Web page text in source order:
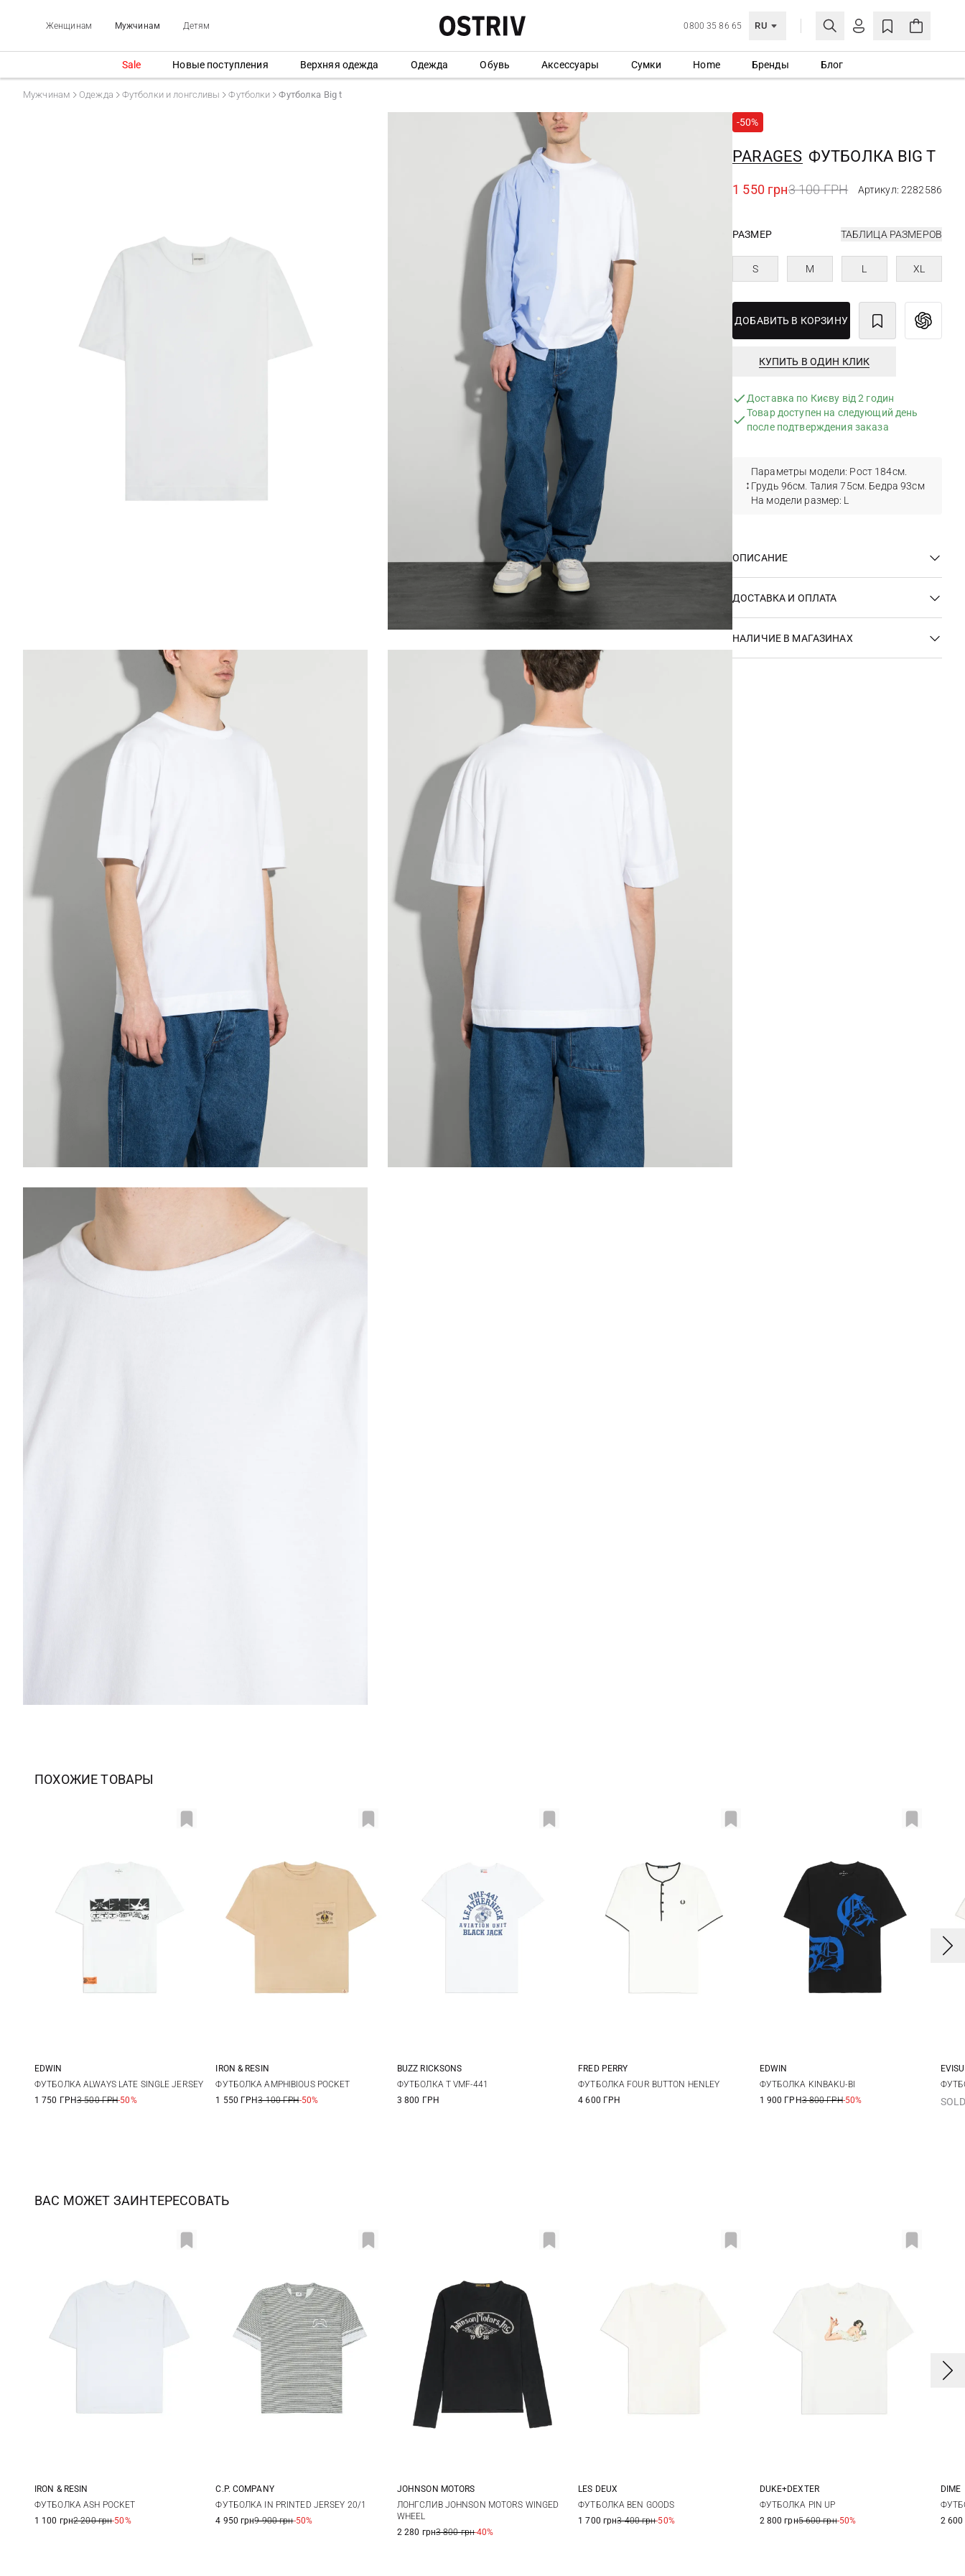
Женщинам Мужчинам Детям 0800 35 86 65 RU
ЛИЧНЫЙ КАБИНЕТ
СОЗДАТЬ УЧЕТНУЮ ЗАПИСЬ
Sale Новые поступления Верхняя одежда Одежда Обувь Аксессуары Сумки Home Бренды Блог
Мужчинам Одежда Футболки и лонгсливы Футболки Футболка Big t
-50%
PARAGES ФУТБОЛКА BIG T
1 550 грн3 100 ГРН Артикул: 2282586
РАЗМЕР ТАБЛИЦА РАЗМЕРОВ
S M L XL
ДОБАВИТЬ В КОРЗИНУ
КУПИТЬ В ОДИН КЛИК
Доставка по Києву від 2 годин
Товар доступен на следующий день
после подтверждения заказа
Параметры модели: Рост 184см.
Грудь 96см. Талия 75см. Бедра 93см
На модели размер: L
ОПИСАНИЕ
ДОСТАВКА И ОПЛАТА
НАЛИЧИЕ В МАГАЗИНАХ
ПОХОЖИЕ ТОВАРЫ
S M L XL
EDWIN
ФУТБОЛКА ALWAYS LATE SINGLE JERSEY
1 750 ГРН3 500 ГРН-50%
S M L
IRON & RESIN
ФУТБОЛКА AMPHIBIOUS POCKET
1 550 ГРН3 100 ГРН-50%
M L
BUZZ RICKSONS
ФУТБОЛКА T VMF-441
3 800 ГРН
M L XL
FRED PERRY
ФУТБОЛКА FOUR BUTTON HENLEY
4 600 ГРН
M L
EDWIN
ФУТБОЛКА KINBAKU-BI
1 900 ГРН3 800 ГРН-50%
M
EVISU
ВАС МОЖЕТ ЗАИНТЕРЕСОВАТЬ
M L
IRON & RESIN
ФУТБОЛКА ASH POCKET
1 100 грн2 200 грн-50%
M L XL XXL
C.P. COMPANY
ФУТБОЛКА IN PRINTED JERSEY 20/1
4 950 грн9 900 грн-50%
M L XL XXL
JOHNSON MOTORS
ЛОНГСЛИВ JOHNSON MOTORS WINGED
WHEEL
2 280 грн3 800 грн-40%
S M
LES DEUX
ФУТБОЛКА BEN GOODS
1 700 грн3 400 грн-50%
M L
DUKE+DEXTER
ФУТБОЛКА PIN UP
2 800 грн5 600 грн-50%
M
DIME
2 600